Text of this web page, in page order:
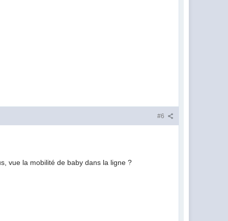
#6
vue la mobilité de baby dans la ligne ?